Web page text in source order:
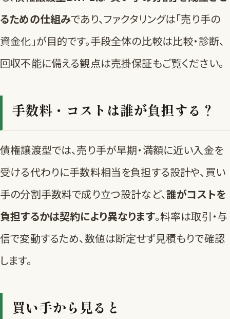
るための仕組みであり、ファクタリングは「売り手の
資金化」が目的です。手段全体の比較は比較・診断、
回収不能に備える観点は売掛保証もご覧ください。
手数料・コストは誰が負担する？
債権譲渡型では、売り手が早期・満額に近い入金を
受ける代わりに手数料相当を負担する設計や、買い
手の分割手数料で成り立つ設計など、誰がコストを
負担するかは契約により異なります。料率は取引・与
信で変動するため、数値は断定せず見積もりで確認
します。
買い手から見ると